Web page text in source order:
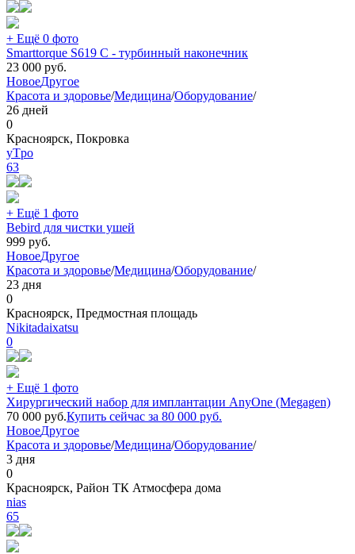
+ Ещё 0 фото
Smarttorque S619 C - турбинный наконечник
23 000 руб.
НовоеДругое
Красота и здоровье/Медицина/Оборудование/
26 дней
0
Красноярск, Покровка
yTpo
63
+ Ещё 1 фото
Bebird для чистки ушей
999 руб.
НовоеДругое
Красота и здоровье/Медицина/Оборудование/
23 дня
0
Красноярск, Предмостная площадь
Nikitadaixatsu
0
+ Ещё 1 фото
Хирургический набор для имплантации AnyOne (Megagen)
70 000 руб.Купить сейчас за 80 000 руб.
НовоеДругое
Красота и здоровье/Медицина/Оборудование/
3 дня
0
Красноярск, Район ТК Атмосфера дома
nias
65